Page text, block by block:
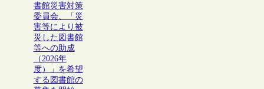
書館災害対策
委員会、「災
害等により被
災した図書館
等への助成
（2026年
度）」を希望
する図書館の